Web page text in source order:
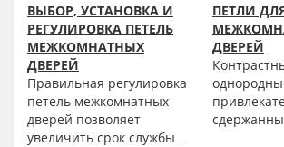
ВЫБОР, УСТАНОВКА И
РЕГУЛИРОВКА ПЕТЕЛЬ
МЕЖКОМНАТНЫХ
ДВЕРЕЙ
Правильная регулировка
петель межкомнатных
дверей позволяет
увеличить срок службы
ПЕТЛИ
ДВЕРЕЙ